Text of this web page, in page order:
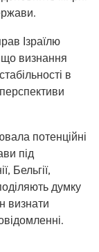
Ізраїлю
що визнання
в
перспективи
потенційні
під
Бельгії,
думку
визнати